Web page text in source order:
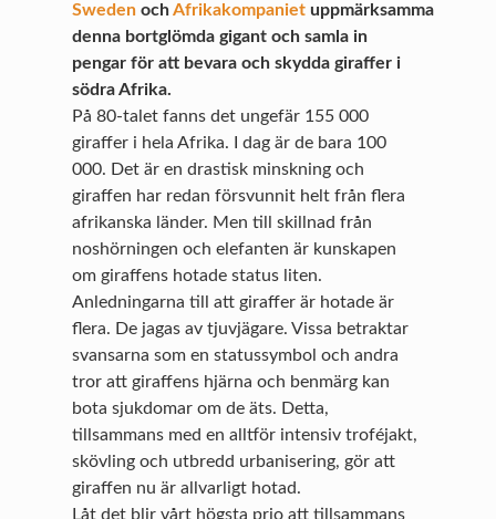
Sweden ochAfrikakompaniet uppmärksamma
denna bortglömda gigant och samla in
pengar för att bevara och skydda giraffer i
södra Afrika.
På 80-talet fanns det ungefär 155 000
giraffer i hela Afrika. I dag är de bara 100
000. Det är en drastisk minskning och
giraffen har redan försvunnit helt från flera
afrikanska länder. Men till skillnad från
noshörningen och elefanten är kunskapen
om giraffens hotade status liten.
Anledningarna till att giraffer är hotade är
flera. De jagas av tjuvjägare. Vissa betraktar
svansarna som en statussymbol och andra
tror att giraffens hjärna och benmärg kan
bota sjukdomar om de äts. Detta,
tillsammans med en alltför intensiv troféjakt,
skövling och utbredd urbanisering, gör att
giraffen nu är allvarligt hotad.
Låt det blir vårt högsta prio att tillsammans